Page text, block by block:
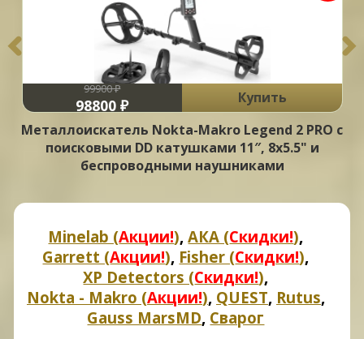
99900 ₽
98800 ₽
Купить
Металлоискатель Nokta-Makro Legend 2 PRO с
поисковыми DD катушками 11″, 8х5.5" и
беспроводными наушниками
Minelab (Акции!),АКА (Скидки!),
Garrett (Акции!), Fisher (Скидки!),
XP Detectors (Скидки!),
Nokta - Makro (Акции!), QUEST, Rutus,
Gauss MarsMD, Сварог